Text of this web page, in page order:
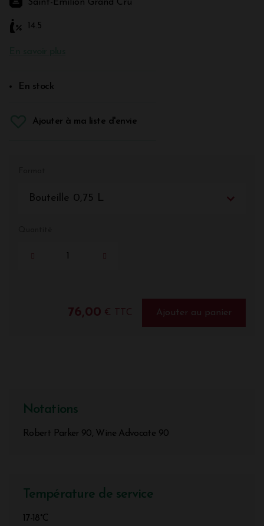
Saint-Émilion Grand Cru
14.5
En stock
Ajouter à ma liste d'envie
Bouteille 0,75 L
76,00 € TTC Ajouter au panier
Notations
Robert Parker 90, Wine Advocate 90
Température de service
17-18°C